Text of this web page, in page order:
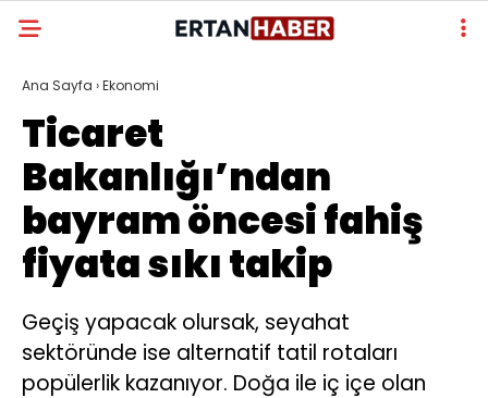
Ana Sayfa ›Ekonomi
Ticaret
Bakanlığı’ndan
bayram öncesi fahiş
fiyata sıkı takip
Geçiş yapacak olursak, seyahat
sektöründe ise alternatif tatil rotaları
popülerlik kazanıyor. Doğa ile iç içe olan